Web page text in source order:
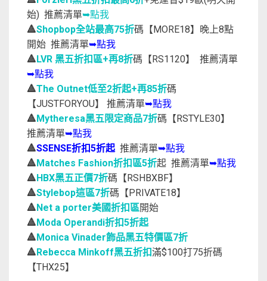
始) 推薦清單➥點我
🔺Shopbop全站最高75折碼【MORE18】晚上8點
開始 推薦清單➥點我
🔺 LVR 黑五折扣區+再8折碼【RS1120】 推薦清單
➥點我
🔺The Outnet低至2折起+再85折碼
【JUSTFORYOU】 推薦清單➥點我
🔺 Mytheresa黑五限定商品7折碼【RSTYLE30】
推薦清單➥點我
🔺SSENSE折扣5折起 推薦清單➥點我
🔺 Matches Fashion折扣區5折起 推薦清單➥點我
🔺 HBX黑五正價7折碼【RSHBXBF】
🔺Stylebop這區7折碼【PRIVATE18】
🔺 Net a porter美國折扣區開始
🔺 Moda Operandi折扣5折起
🔺 Monica Vinader飾品黑五特價區7折
🔺 Rebecca Minkoff黑五折扣滿$100打75折碼
【THX25】